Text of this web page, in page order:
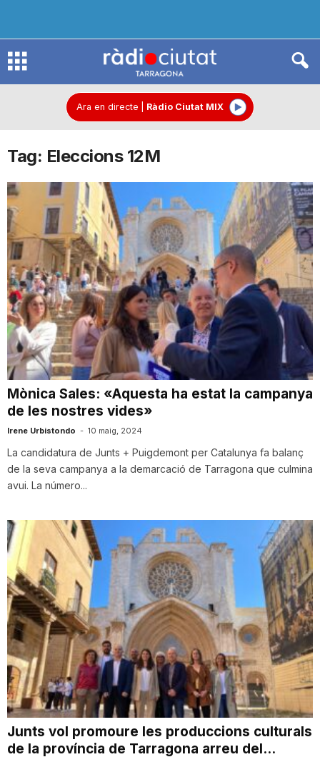
R
d
C
i
u
t
a
t
e
T
a
r
Ara en directe Ràdio Ciutat MIX
Tag: Eleccions 12M
Mònica Sales: «Aquesta ha estat la campanya
de les nostres vides»
Irene Urbistondo - 10 maig, 2024
La candidatura de Junts + Puigdemont per Catalunya fa balanç
de la seva campanya a la demarcació de Tarragona que culmina
avui. La número...
Junts vol promoure les produccions culturals
de la província de Tarragona arreu del...